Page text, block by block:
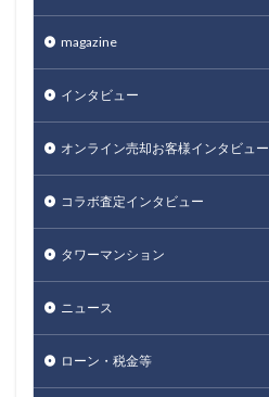
magazine
インタビュー
オンライン売却お客様インタビュー
コラボ査定インタビュー
タワーマンション
ニュース
ローン・税金等